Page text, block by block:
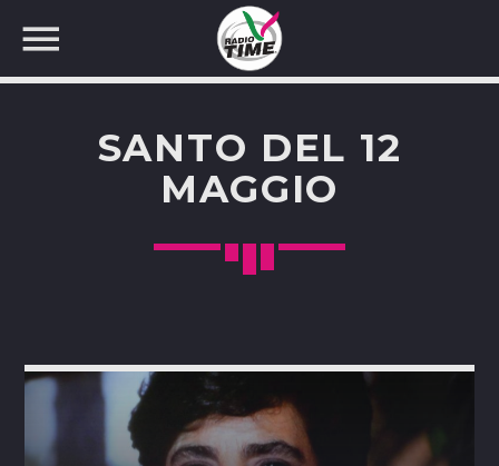
CERCA NEL SITO WEB:
SANTO DEL 12
MAGGIO